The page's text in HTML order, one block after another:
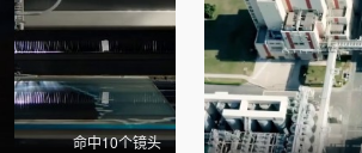
命中10个镜头